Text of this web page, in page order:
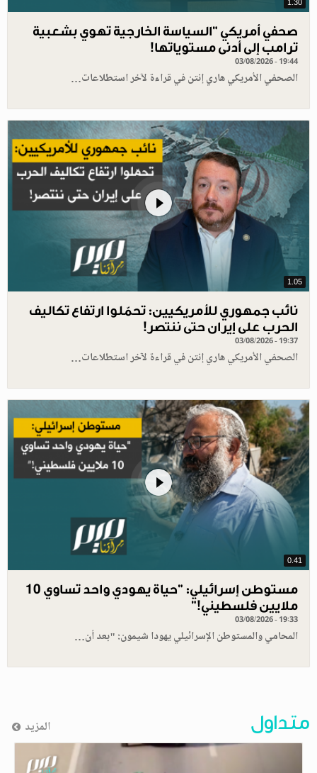
1.30
صحفي أمريكي "السياسة الخارجية تهوي بشعبية
ترامب إلى أدنى مستوياتها!
03/08/2026 - 19:44
الصحفي الأمريكي هاري إنتن في قراءة لآخر استطلاعات…
1.05
نائب جمهوري للأمريكيين: تحمّلوا ارتفاع تكاليف
الحرب على إيران حتى ننتصر!
03/08/2026 - 19:37
الصحفي الأمريكي هاري إنتن في قراءة لآخر استطلاعات…
0.41
مستوطن إسرائيلي: "حياة يهودي واحد تساوي 10
ملايين فلسطيني!”
03/08/2026 - 19:33
المحامي والمستوطن الإسرائيلي يهودا شيمون: "بعد أن…
متداول المزيد